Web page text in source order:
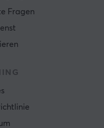
Fragen